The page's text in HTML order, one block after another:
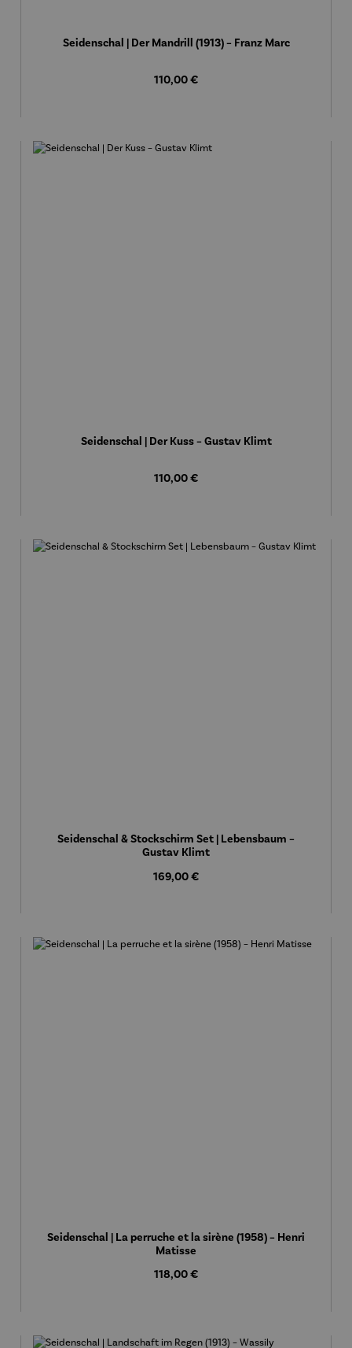
Seidenschal | Der Mandrill (1913) – Franz Marc
Regulärer Preis:
110,00 €
Seidenschal | Der Kuss – Gustav Klimt
Regulärer Preis:
110,00 €
Seidenschal & Stockschirm Set | Lebensbaum –
Gustav Klimt
Regulärer Preis:
169,00 €
Seidenschal | La perruche et la sirène (1958) – Henri
Matisse
Regulärer Preis:
118,00 €